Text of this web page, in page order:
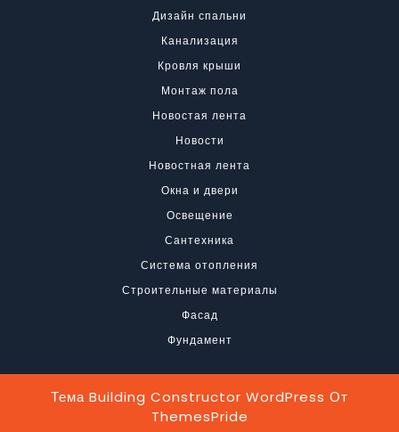
Дизайн спальни
Канализация
Кровля крыши
Монтаж пола
Новостая лента
Новости
Новостная лента
Окна и двери
Освещение
Сантехника
Система отопления
Строительные материалы
Фасад
Фундамент
Тема Building Constructor WordPress От
ThemesPride